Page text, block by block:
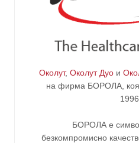
Околут, Околут Дуо и
на фирма БОРОЛА ,
1996
БОРОЛА е
безкомпромисно